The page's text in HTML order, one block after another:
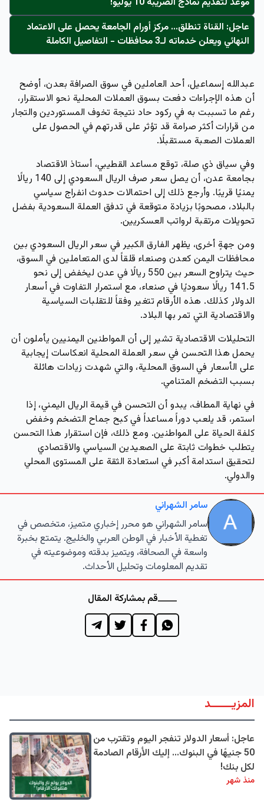
عاجل: القناة تنطلق... مركز أورام الجامعة يحصل على الاعتماد
النهائي ويعلن خدماته لـ3 محافظات - التفاصيل الكاملة
عبدالله إسماعيل، أحد العاملين في سوق الصرافة بعدن، أوضح
أن هذه الإجراءات دفعت بسوق العملات المحلية نحو الاستقرار،
رغم ما تسببت به في ركود حاد نتيجة تخوف المستوردين والتجار
من قرارات أكثر صرامة قد تؤثر على قدرتهم في الحصول على
العملات الصعبة مستقبلًا.
وفي سياق ذي صلة، توقع مساعد القطيبي، أستاذ الاقتصاد
بجامعة عدن، أن يصل سعر صرف الريال السعودي إلى 140 ريالًا
يمنيًا قريبًا. وأرجع ذلك إلى احتمالات حدوث انفراج سياسي
بالبلاد، مصحوبًا بزيادة متوقعة في تدفق العملة السعودية بفضل
تحويلات مرتقبة لرواتب العسكريين.
ومن جهةٍ أخرى، يظهر الفارق الكبير في سعر الريال السعودي بين
محافظات اليمن كعدن وصنعاء قلقاً لدى المتعاملين في السوق،
حيث يتراوح السعر بين 550 ريالًا في عدن ليخفض إلى نحو
141.5 ريالًا سعوديًا في صنعاء، مع استمرار التفاوت في أسعار
الدولار كذلك. هذه الأرقام تتغير وفقاً للتقلبات السياسية
والاقتصادية التي تمر بها البلاد.
التحليلات الاقتصادية تشير إلى أن المواطنين اليمنيين يأملون أن
يحمل هذا التحسن في سعر العملة المحلية انعكاسات إيجابية
على الأسعار في السوق المحلية، والتي شهدت زيادات هائلة
بسبب التضخم المتنامي.
في نهاية المطاف، يبدو أن التحسن في قيمة الريال اليمني، إذا
استمر، قد يلعب دوراً مساعداً في كبح جماح التضخم وخفض
كلفة الحياة على المواطنين. ومع ذلك، فإن استقرار هذا التحسن
يتطلب خطوات ثابتة على الصعيدين السياسي والاقتصادي
لتحقيق استدامة أكبر في استعادة الثقة على المستوى المحلي
والدولي.
سامر الشهراني
سامر الشهراني هو محرر إخباري متميز، متخصص في
تغطية الأخبار في الوطن العربي والخليج. يتمتع بخبرة
واسعة في الصحافة، ويتميز بدقته وموضوعيته في
تقديم المعلومات وتحليل الأحداث.
قم بمشاركة المقال
المزيــــــد
عاجل: أسعار الدولار تنفجر اليوم وتقترب من
50 جنيهًا في البنوك... إليك الأرقام الصادمة
لكل بنك!
منذ شهر